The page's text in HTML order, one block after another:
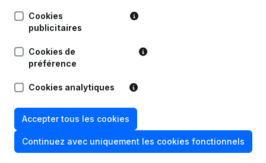
importants
Essayer gratuitement Découvrir plus
Essai gratuit de 7 jours, aucune carte de crédit requise.
Sources
Cookies
publicitaires
Cookies de
préférence
Cookies analytiques
Accepter tous les cookies
Continuez avec uniquement les cookies fonctionnels